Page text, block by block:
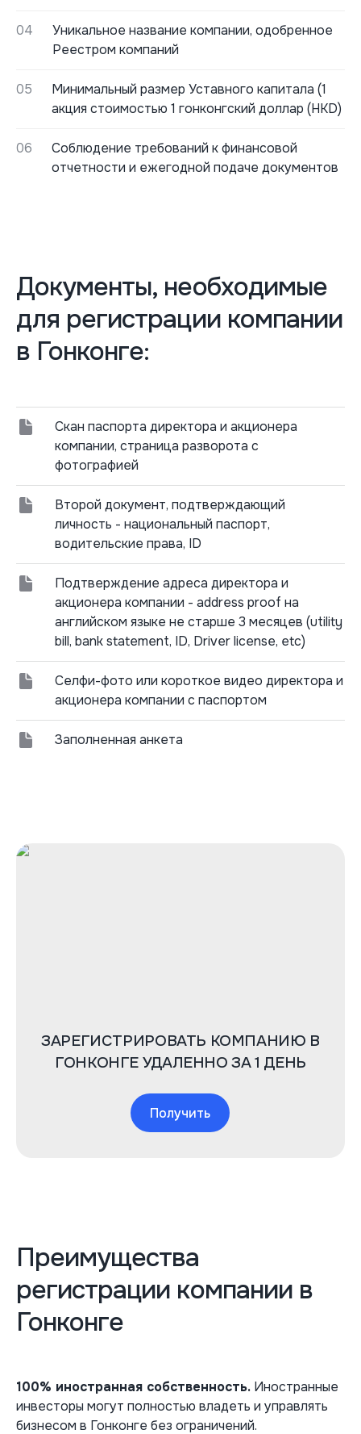
04
Уникальное название компании, одобренное
Реестром компаний
05
Минимальный размер Уставного капитала (1
акция стоимостью 1 гонконгский доллар (HKD)
06
Соблюдение требований к финансовой
отчетности и ежегодной подаче документов
Документы, необходимые
для регистрации компании
в Гонконге:
Скан паспорта директора и акционера
компании, страница разворота с
фотографией
Второй документ, подтверждающий
личность - национальный паспорт,
водительские права, ID
Подтверждение адреса директора и
акционера компании - аddress proof на
английском языке не старше 3 месяцев (utility
bill, bank statement, ID, Driver license, etc)
Селфи-фото или короткое видео директора и
акционера компании с паспортом
Заполненная анкета
ЗАРЕГИСТРИРОВАТЬ КОМПАНИЮ В
ГОНКОНГЕ УДАЛЕННО ЗА 1 ДЕНЬ
Получить
Преимущества
регистрации компании в
Гонконге
100% иностранная собственность. Иностранные
инвесторы могут полностью владеть и управлять
бизнесом в Гонконге без ограничений.